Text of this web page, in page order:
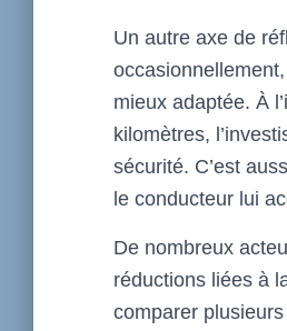
Un autre axe de
mieux adaptée. À
kilomètres,
sécurité. C’est
le conducteur lui
De nombreux
réductions liées à
comparer